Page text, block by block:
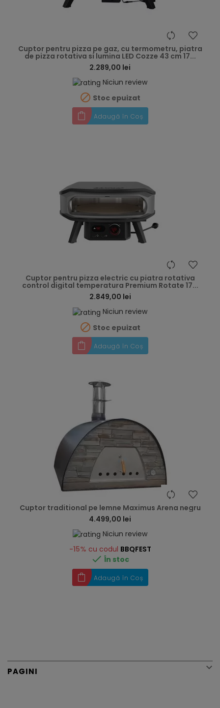
Cuptor pentru pizza pe gaz, cu termometru, piatra
de pizza rotativa si lumina LED Cozze 43 cm 17...
2.289,00 lei
Niciun review
 Stoc epuizat
Adaugă în Coș
Cuptor pentru pizza electric cu piatra rotativa
control digital temperatura Premium Rotate 17...
2.849,00 lei
Niciun review
 Stoc epuizat
Adaugă în Coș
Cuptor traditional pe lemne Maximus Arena negru
4.499,00 lei
Niciun review
-15% cu codul BBQFEST
 În stoc
Adaugă în Coș
PAGINI 